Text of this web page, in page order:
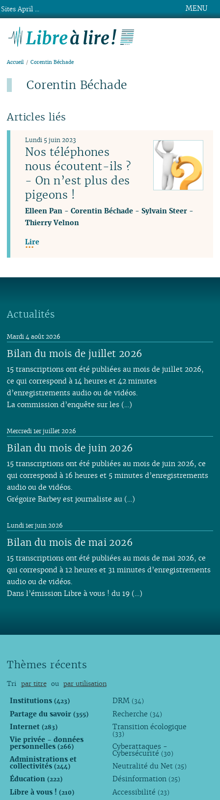
MENU
Accueil Corentin Béchade
Corentin Béchade
Articles liés
Nos téléphones
nous écoutent-ils ?
- On n’est plus des
pigeons !
Lundi 5 juin 2023
Elleen Pan -Corentin Béchade -Sylvain Steer -
Thierry Velnon
Lire
Actualités
Bilan du mois de juillet 2026
Mardi 4 août 2026
15 transcriptions ont été publiées au mois de juillet 2026,
ce qui correspond à 14 heures et 42 minutes
d’enregistrements audio ou de vidéos.
La commission d’enquête sur les (…)
Bilan du mois de juin 2026
Mercredi 1er juillet 2026
15 transcriptions ont été publiées au mois de juin 2026, ce
qui correspond à 16 heures et 5 minutes d’enregistrements
audio ou de vidéos.
Grégoire Barbey est journaliste au (…)
Bilan du mois de mai 2026
Lundi 1er juin 2026
15 transcriptions ont été publiées au mois de mai 2026, ce
qui correspond à 12 heures et 31 minutes d’enregistrements
audio ou de vidéos.
Dans l’émission Libre à vous ! du 19 (…)
Thèmes récents
Tri par titre ou par utilisation
Institutions (423)
Partage du savoir (355)
Internet (283)
Vie privée - données
personnelles (266)
Administrations et
collectivités (244)
Éducation (222)
Libre à vous ! (210)
DRM (34)
Recherche (34)
Transition écologique
(33)
Cyberattaques -
Cybersécurité (30)
Neutralité du Net (25)
Désinformation (25)
Accessibilité (23)
Sites April ...